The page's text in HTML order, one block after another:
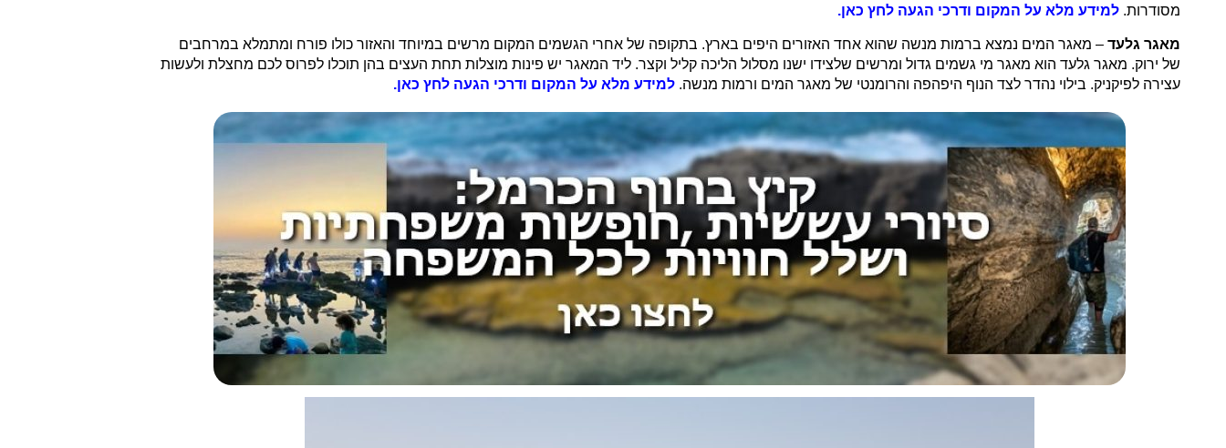
מסודרות. למידע מלא על המקום ודרכי הגעה לחץ כאן.
מאגר גלעד – מאגר המים נמצא ברמות מנשה שהוא אחד האזורים היפים בארץ. בתקופה של אחרי הגשמים המקום מרשים במיוחד והאזור כולו פורח ומתמלא במרחבים
של ירוק. מאגר גלעד הוא מאגר מי גשמים גדול ומרשים שלצידו ישנו מסלול הליכה קליל וקצר. ליד המאגר יש פינות מוצלות תחת העצים בהן תוכלו לפרוס לכם מחצלת ולעשות
עצירה לפיקניק. בילוי נהדר לצד הנוף היפהפה והרומנטי של מאגר המים ורמות מנשה. למידע מלא על המקום ודרכי הגעה לחץ כאן.